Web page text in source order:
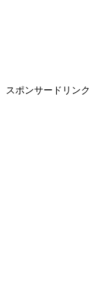
スポンサードリンク